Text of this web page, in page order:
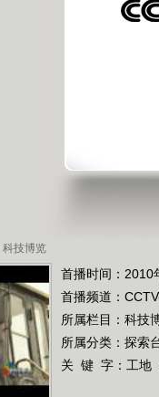
科技博览
首播时间：2010
首播频道：
所属栏目： 科技
所属分类：探索
关 键 字： 工地